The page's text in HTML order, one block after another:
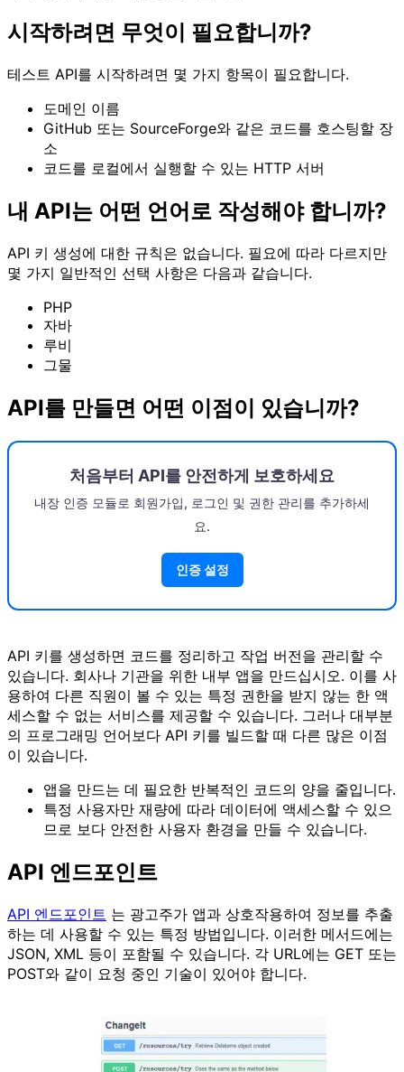
시작하려면 무엇이 필요합니까?
테스트 API를 시작하려면 몇 가지 항목이 필요합니다.
도메인 이름
GitHub 또는 SourceForge와 같은 코드를 호스팅할 장
소
코드를 로컬에서 실행할 수 있는 HTTP 서버
내 API는 어떤 언어로 작성해야 합니까?
API 키 생성에 대한 규칙은 없습니다. 필요에 따라 다르지만
몇 가지 일반적인 선택 사항은 다음과 같습니다.
PHP
자바
루비
그물
API를 만들면 어떤 이점이 있습니까?
처음부터 API를 안전하게 보호하세요
내장 인증 모듈로 회원가입, 로그인 및 권한 관리를 추가하세
요.
인증 설정
API 키를 생성하면 코드를 정리하고 작업 버전을 관리할 수
있습니다. 회사나 기관을 위한 내부 앱을 만드십시오. 이를 사
용하여 다른 직원이 볼 수 있는 특정 권한을 받지 않는 한 액
세스할 수 없는 서비스를 제공할 수 있습니다. 그러나 대부분
의 프로그래밍 언어보다 API 키를 빌드할 때 다른 많은 이점
이 있습니다.
앱을 만드는 데 필요한 반복적인 코드의 양을 줄입니다.
특정 사용자만 재량에 따라 데이터에 액세스할 수 있으
므로 보다 안전한 사용자 환경을 만들 수 있습니다.
API 엔드포인트
API 엔드포인트 는 광고주가 앱과 상호작용하여 정보를 추출
하는 데 사용할 수 있는 특정 방법입니다. 이러한 메서드에는
JSON, XML 등이 포함될 수 있습니다. 각 URL에는 GET 또는
POST와 같이 요청 중인 기술이 있어야 합니다.